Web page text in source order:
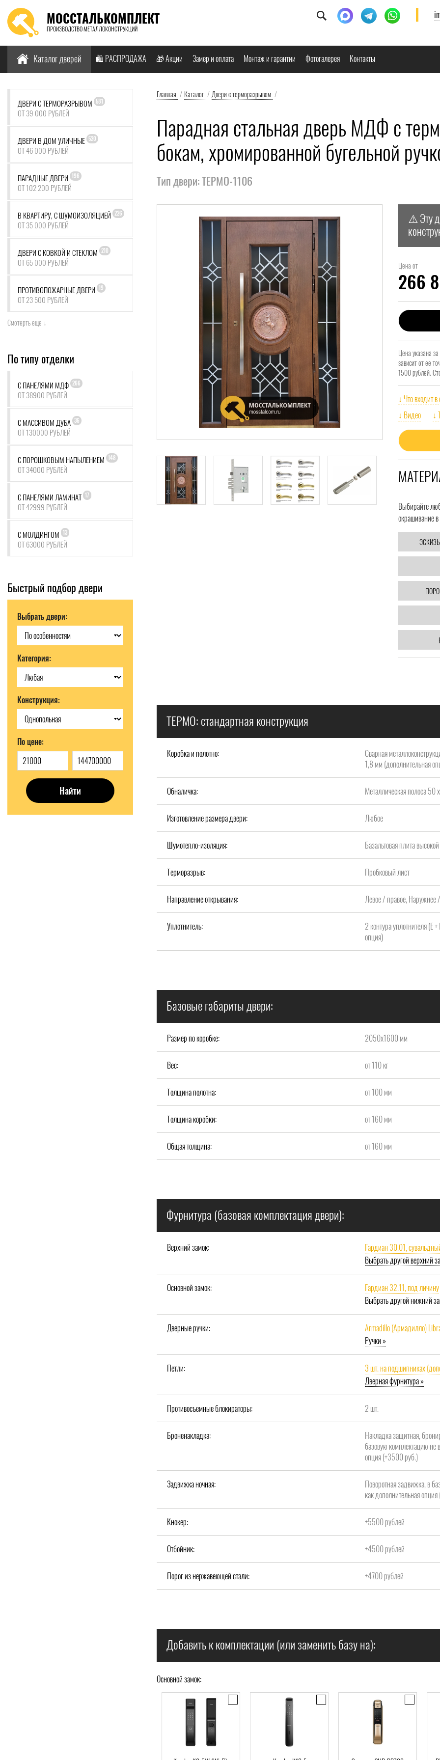
МОССТАЛЬКОМПЛЕКТ
ПРОИЗВОДСТВО МЕТАЛЛОКОНСТРУКЦИЙ
Каталог дверей 🛍️ РАСПРОДАЖА 🎁 Акции Замер и оплата Монтаж и гарантии Фотогалерея Контакты
ДВЕРИ С ТЕРМОРАЗРЫВОМ 581
ОТ 39 000 РУБЛЕЙ
ДВЕРИ В ДОМ УЛИЧНЫЕ 520
ОТ 46 000 РУБЛЕЙ
ПАРАДНЫЕ ДВЕРИ 196
ОТ 102 200 РУБЛЕЙ
В КВАРТИРУ, С ШУМОИЗОЛЯЦИЕЙ 226
ОТ 35 000 РУБЛЕЙ
ДВЕРИ С КОВКОЙ И СТЕКЛОМ 210
ОТ 65 000 РУБЛЕЙ
ПРОТИВОПОЖАРНЫЕ ДВЕРИ 19
ОТ 23 500 РУБЛЕЙ
Смотерть еще ↓
По типу отделки
С ПАНЕЛЯМИ МДФ 266
ОТ 38900 РУБЛЕЙ
С МАССИВОМ ДУБА 36
ОТ 130000 РУБЛЕЙ
С ПОРОШКОВЫМ НАПЫЛЕНИЕМ 148
ОТ 34000 РУБЛЕЙ
С ПАНЕЛЯМИ ЛАМИНАТ 17
ОТ 42999 РУБЛЕЙ
С МОЛДИНГОМ 13
ОТ 63000 РУБЛЕЙ
Быстрый подбор двери
Выбрать двери:
Категория:
Конструкция:
По цене:
Найти
Главная / Каталог / Двери с терморазрывом /
Парадная стальная дверь МДФ с
бокам, хромированной бугельной
Тип двери: ТЕРМО-1106
⚠️ Эту
Цена от
266
Цена указана
зависит от ее
1500 рублей.
↓ Что входит в
↓ Видео
↓
Выбирайте
окрашивание
ТЕРМО: стандартная конструкция
Коробка и полотно:
Сварная
1,8 мм (дополнительная
Обналичка: Металлическая полоса 50
Изготовление размера двери: Любое
Шумотепло-изоляция: Базальтовая плита
Терморазрыв: Пробковый лист
Направление открывания: Левое / правое, Наружнее
Уплотнитель:
2 контура уплотнителя (Е
опция)
Базовые габариты двери:
Размер по коробке: 2050х1600 мм
Вес: от 110 кг
Толщина полотна: от 100 мм
Толщина коробки: от 160 мм
Общая толщина: от 160 мм
Фурнитура (базовая комплектация двери):
Верхний замок:
Гардиан 30.01,
Выбрать другой верхний
Основной замок:
Гардиан 32.11, под личину
Выбрать другой нижний
Дверные ручки:
Armadillo (Армадилло)
Ручки »
Петли:
3 шт. на подшипниках
Дверная фурнитура »
Противосъемные блокираторы: 2 шт.
Броненакладка:
Накладка защитная,
базовую комплектацию не
опция (+3500 руб.)
Задвижка ночная:
Поворотная задвижка, в
как дополнительная
Кнокер: +5500 рублей
Отбойник: +4500 рублей
Порог из нержавеющей стали: +4700 рублей
Добавить к комплектации (или заменить базу на):
Основной замок: